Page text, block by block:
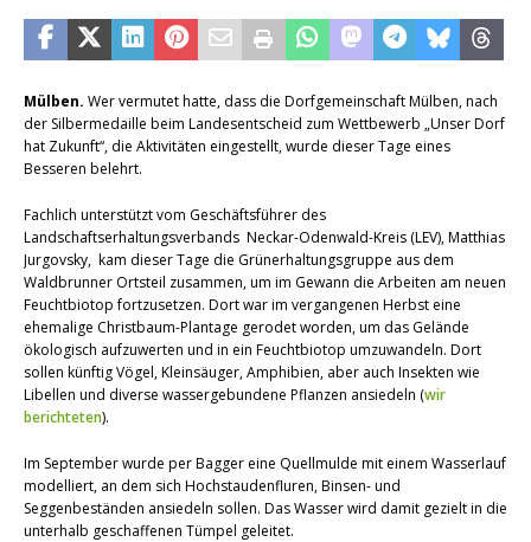
Mülben. Wer vermutet hatte, dass die Dorfgemeinschaft Mülben, nach
der Silbermedaille beim Landesentscheid zum Wettbewerb „Unser Dorf
hat Zukunft“, die Aktivitäten eingestellt, wurde dieser Tage eines
Besseren belehrt.
Fachlich unterstützt vom Geschäftsführer des
Landschaftserhaltungsverbands Neckar-Odenwald-Kreis (LEV), Matthias
Jurgovsky, kam dieser Tage die Grünerhaltungsgruppe aus dem
Waldbrunner Ortsteil zusammen, um im Gewann die Arbeiten am neuen
Feuchtbiotop fortzusetzen. Dort war im vergangenen Herbst eine
ehemalige Christbaum-Plantage gerodet worden, um das Gelände
ökologisch aufzuwerten und in ein Feuchtbiotop umzuwandeln. Dort
sollen künftig Vögel, Kleinsäuger, Amphibien, aber auch Insekten wie
Libellen und diverse wassergebundene Pflanzen ansiedeln (wir
berichteten).
Im September wurde per Bagger eine Quellmulde mit einem Wasserlauf
modelliert, an dem sich Hochstaudenfluren, Binsen- und
Seggenbeständen ansiedeln sollen. Das Wasser wird damit gezielt in die
unterhalb geschaffenen Tümpel geleitet.